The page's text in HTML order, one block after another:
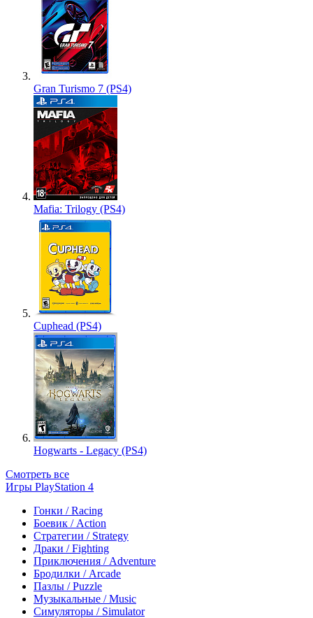
Gran Turismo 7 (PS4)
Mafia: Trilogy (PS4)
Cuphead (PS4)
Hogwarts - Legacy (PS4)
Смотреть все
Игры PlayStation 4
Гонки / Racing
Боевик / Action
Стратегии / Strategy
Драки / Fighting
Приключения / Adventure
Бродилки / Arcade
Пазлы / Puzzle
Музыкальные / Music
Симуляторы / Simulator